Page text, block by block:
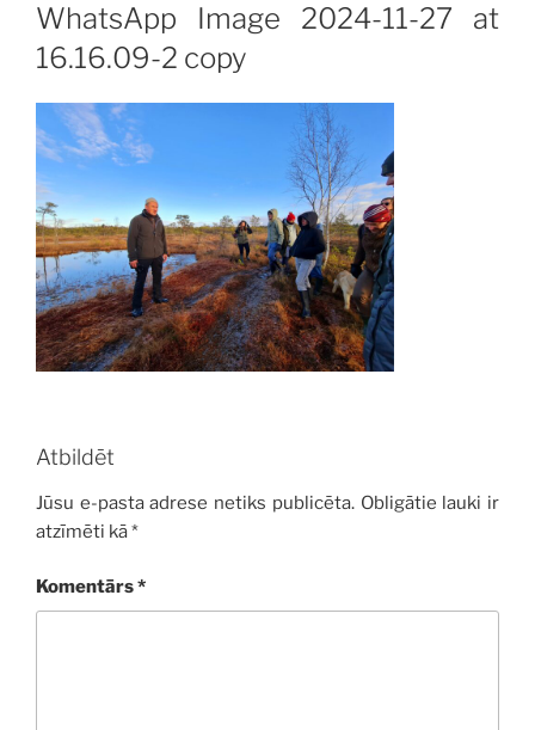
WhatsApp Image 2024-11-27 at
16.16.09-2 copy
Atbildēt
Jūsu e-pasta adrese netiks publicēta. Obligātie lauki ir
atzīmēti kā*
Komentārs*